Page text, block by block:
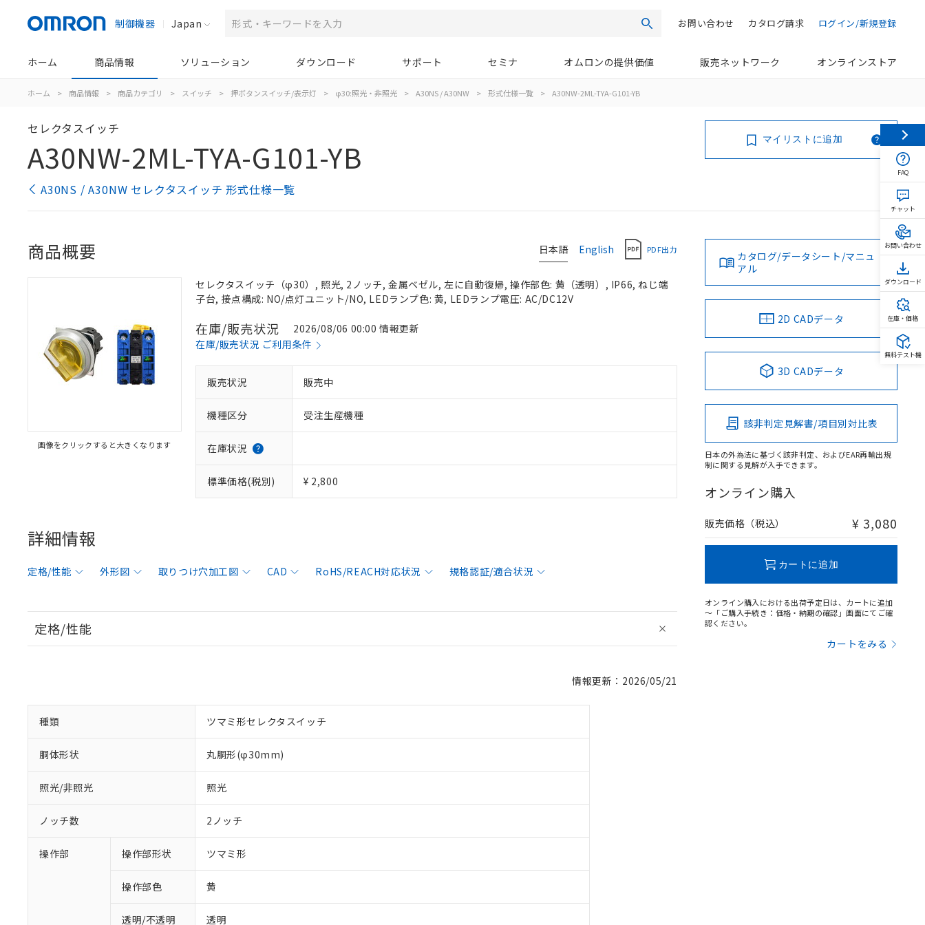
制御機器 Japan 検索 ログイン/新規登録
カタログ請求
お問い合わせ
ホーム 商品情報 ソリューション ダウンロード サポート セミナ オムロンの提供価値 販売ネットワーク オンラインストア
ホーム > 商品情報 > 商品カテゴリ > スイッチ > 押ボタンスイッチ/表示灯 > φ30:照光・非照光 > A30NS / A30NW > 形式仕様一覧 > A30NW-2ML-TYA-G101-YB
セレクタスイッチ
A30NW-2ML-TYA-G101-YB
A30NS / A30NW セレクタスイッチ 形式仕様一覧
マイリストに追加
日本語 English PDF出力
商品概要
画像をクリックすると大きくなります
セレクタスイッチ（φ30）, 照光, 2ノッチ, 金属ベゼル, 左に自動復帰, 操作部色: 黄（透明）, IP66, ねじ端
子台, 接点構成: NO/点灯ユニット/NO, LEDランプ色: 黄, LEDランプ電圧: AC/DC12V
在庫/販売状況
2026/08/06 00:00 情報更新
在庫/販売状況 ご利用条件
販売状況 販売中
機種区分 受注生産機種
在庫状況
標準価格(税別) ¥ 2,800
詳細情報
定格/性能 外形図 取りつけ穴加工図 CAD RoHS/REACH対応状況 規格認証/適合状況
定格/性能
情報更新：2026/05/21
種類 ツマミ形セレクタスイッチ
胴体形状 丸胴形(φ30mm)
照光/非照光 照光
ノッチ数 2ノッチ
操作部 操作部形状 ツマミ形
操作部色 黄
透明/不透明 透明
カタログ/データシート/マニュ
アル
2D CADデータ
3D CADデータ
該非判定見解書/項目別対比表
日本の外為法に基づく該非判定、およびEAR再輸出規
制に関する見解が入手できます。
オンライン購入
販売価格（税込） ¥ 3,080
カートに追加
オンライン購入における出荷予定日は、カートに追加
～「ご購入手続き：価格・納期の確認」画面にてご確
認ください。
カートをみる
FAQ
チャット
お問い合わせ
ダウンロード
在庫・価格
無料テスト機